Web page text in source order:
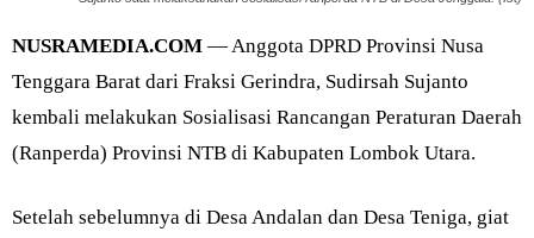
NUSRAMEDIA.COM — Anggota DPRD Provinsi Nusa
Tenggara Barat dari Fraksi Gerindra, Sudirsah Sujanto
kembali melakukan Sosialisasi Rancangan Peraturan Daerah
(Ranperda) Provinsi NTB di Kabupaten Lombok Utara.
Setelah sebelumnya di Desa Andalan dan Desa Teniga, giat